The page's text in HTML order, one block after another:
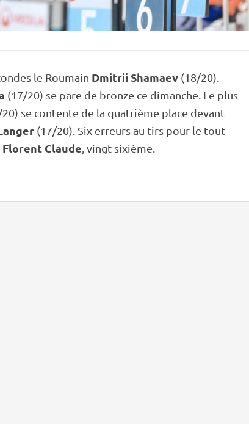
le Roumain Dmitrii Shamaev (18/20).
(17/20) se pare de bronze ce dimanche. Le plus
se contente de la quatrième place devant
(17/20). Six erreurs au tirs pour le tout
Florent Claude , vingt-sixième.